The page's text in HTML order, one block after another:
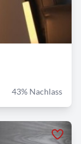
43% Nachlass